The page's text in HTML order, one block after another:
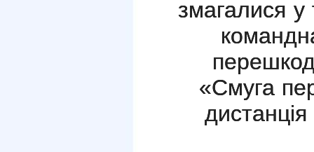
змагалися у
«Смуга